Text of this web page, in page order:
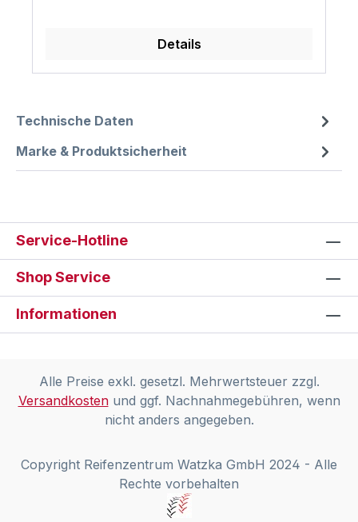
Details
Technische Daten
Marke & Produktsicherheit
Service-Hotline
Shop Service
Informationen
Alle Preise exkl. gesetzl. Mehrwertsteuer zzgl.
Versandkostenund ggf. Nachnahmegebühren, wenn
nicht anders angegeben.
Copyright Reifenzentrum Watzka GmbH 2024 - Alle
Rechte vorbehalten